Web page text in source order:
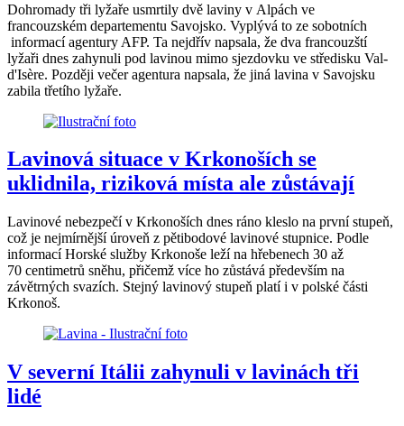
Dohromady tři lyžaře usmrtily dvě laviny v Alpách ve
francouzském departementu Savojsko. Vyplývá to ze sobotních
informací agentury AFP. Ta nejdřív napsala, že dva francouzští
lyžaři dnes zahynuli pod lavinou mimo sjezdovku ve středisku Val-
d'Isère. Později večer agentura napsala, že jiná lavina v Savojsku
zabila třetího lyžaře.
Lavinová situace v Krkonoších se
uklidnila, riziková místa ale zůstávají
Lavinové nebezpečí v Krkonoších dnes ráno kleslo na první stupeň,
což je nejmírnější úroveň z pětibodové lavinové stupnice. Podle
informací Horské služby Krkonoše leží na hřebenech 30 až
70 centimetrů sněhu, přičemž více ho zůstává především na
závětrných svazích. Stejný lavinový stupeň platí i v polské části
Krkonoš.
V severní Itálii zahynuli v lavinách tři
lidé